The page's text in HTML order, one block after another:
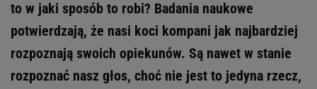
to w jaki sposób to robi? Badania naukowe
potwierdzają, że nasi koci kompani jak najbardziej
rozpoznają swoich opiekunów. Są nawet w stanie
rozpoznać nasz głos, choć nie jest to jedyna rzecz,